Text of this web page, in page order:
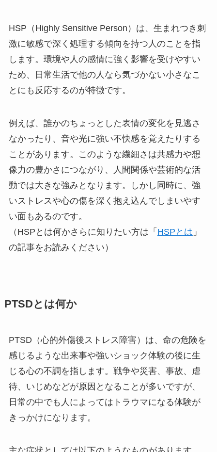
HSP（Highly Sensitive Person）は、生まれつき刺
激に敏感で深く処理する傾向を持つ人のことを指
します。環境や人の感情に強く影響を受けやすい
ため、日常生活で他の人なら気づかない小さなこ
とにも反応するのが特徴です。
例えば、誰かのちょっとした表情の変化を見逃さ
なかったり、音や光に強い不快感を覚えたりする
ことがあります。このような繊細さは共感力や想
像力の豊かさにつながり、人間関係や芸術的な活
動では大きな強みとなります。しかし同時に、強
いストレスや心の傷を深く抱え込んでしまいやす
い面もあるのです。
（HSPとは何かさらに知りたい方は「 HSPとは 」
の記事をお読みください）
PTSDとは何か
PTSD（心的外傷後ストレス障害）は、命の危険を
感じるような出来事や強いショック体験の後に生
じる心の不調を指します。戦争や災害、事故、虐
待、いじめなどが原因となることが多いですが、
日常の中でも人によってはトラウマになる体験が
きっかけになります。